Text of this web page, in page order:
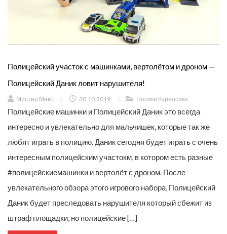
Полицейский участок с машинками, вертолётом и дроном —
Полицейский Даник ловит нарушителя!
Мистер Макс / 30.10.2019 / Носики Курносики
Полицейские машинки и Полицейский Даник это всегда
интересно и увлекательно для мальчишек, которые так же
любят играть в полицию. Даник сегодня будет играть с очень
интересным полицейским участокм, в котором есть разные
#полицейскиемашинки и вертолёт с дроном. После
увлекательного обзора этого игрового набора, Полицейский
Даник будет преследовать нарушителя который сбежит из
штраф площадки, но полицейские […]